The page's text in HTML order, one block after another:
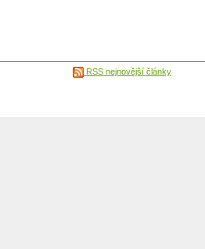
RSS nejnovější články